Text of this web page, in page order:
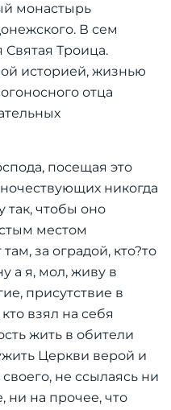
монастырь
В сем
Святая Троица.
историей, жизнью
отца
посещая это
никогда
так, чтобы оно
местом
за оградой, кто?то
а я, мол, живу в
присутствие в
взял на себя
жить в обители
Церкви верой и
не ссылаясь ни
ни на прочее, что